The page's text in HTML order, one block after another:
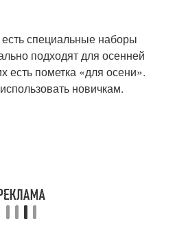
специальные наборы
подходят для осенней
есть пометка «для осени».
новичкам.